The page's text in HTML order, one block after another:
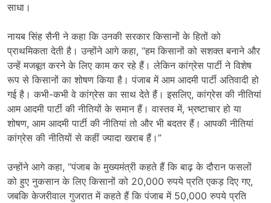
साधा।
नायब सिंह सैनी ने कहा कि उनकी सरकार किसानों के हितों को
प्राथमिकता देती है। उन्होंने आगे कहा, “हम किसानों को सशक्त बनाने और
उन्हें मजबूत करने के लिए काम कर रहे हैं। लेकिन कांग्रेस पार्टी ने विशेष
रूप से किसानों का शोषण किया है। पंजाब में आम आदमी पार्टी अतिवादी हो
गई है। कभी-कभी वे कांग्रेस का साथ देते हैं। इसलिए, कांग्रेस की नीतियां
आम आदमी पार्टी की नीतियों के समान हैं। वास्तव में, भ्रष्टाचार हो या
शोषण, आम आदमी पार्टी की नीतियां तो और भी बदतर हैं। आपकी नीतियां
कांग्रेस की नीतियों से कहीं ज्यादा खराब हैं।”
उन्होंने आगे कहा, “पंजाब के मुख्यमंत्री कहते हैं कि बाढ़ के दौरान फसलों
को हुए नुकसान के लिए किसानों को 20,000 रुपये प्रति एकड़ दिए गए,
जबकि केजरीवाल गुजरात में कहते हैं कि पंजाब में 50,000 रुपये प्रति